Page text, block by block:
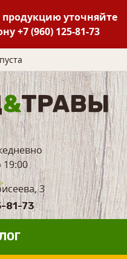
уточняйте
+7 (960) 125-81-73
19:00
3
81-73